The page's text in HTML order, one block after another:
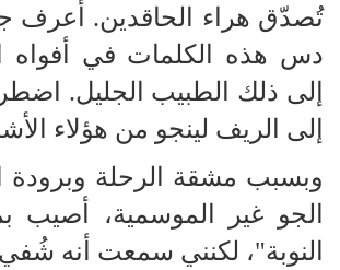
تُصدّق هراء الحاقدين. أعرف
دس هذه الكلمات في أفواه
إلى ذلك الطبيب الجليل.
إلى الريف لينجو من هؤلاء
وبسبب مشقة الرحلة وبرودة
الجو غير الموسمية،
النوبة"، لكنني سمعت أنه